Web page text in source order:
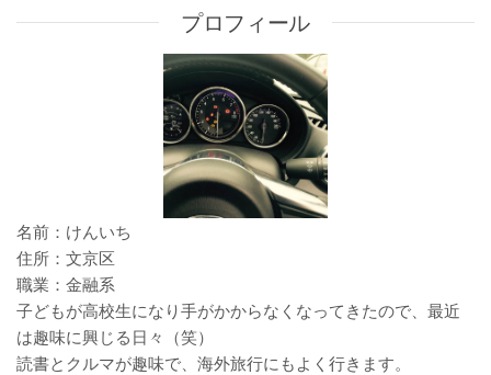
ゲ
稿
プロフィール
名前：けんいち
住所：文京区
職業：金融系
子どもが高校生になり手がかからなくなってきたので、最近
は趣味に興じる日々（笑）
読書とクルマが趣味で、海外旅行にもよく行きます。